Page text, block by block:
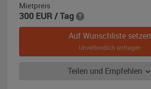
/
mattschwarz
Mietpreis
300 EUR / Tag
Auf Wunschliste setzen
Unverbindlich anfragen
Teilen und Empfehlen